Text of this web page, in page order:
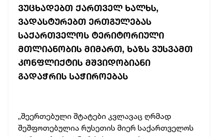
ᲕᲣᲪᲮᲐᲓᲔᲑᲗ ᲥᲐᲠᲗᲕᲔᲚ ᲮᲐᲚᲮᲡ,
ᲕᲐᲓᲐᲡᲢᲣᲠᲔᲑᲗ ᲔᲠᲗᲒᲣᲚᲔᲑᲐᲡ
ᲡᲐᲥᲐᲠᲗᲕᲔᲚᲝᲡ ᲢᲔᲠᲘᲢᲝᲠᲘᲣᲚᲘ
ᲛᲗᲚᲘᲐᲜᲝᲑᲘᲡ ᲛᲘᲛᲐᲠᲗ, ᲮᲐᲖᲡ ᲕᲣᲡᲕᲐᲛᲗ
ᲙᲝᲜᲤᲚᲘᲥᲢᲘᲡ ᲛᲨᲕᲘᲓᲝᲑᲘᲐᲜᲘ
ᲒᲐᲓᲐᲭᲠᲘᲡ ᲡᲐᲭᲘᲠᲝᲔᲑᲐᲡ
„შეერთებული შტატები კვლავაც ღრმად
შეშფოთებულია რუსეთის მიერ საქართველოს